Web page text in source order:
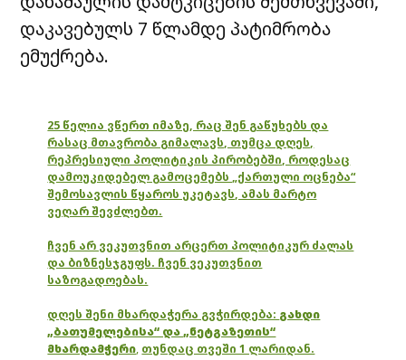
დაკავებულს 7 წლამდე პატიმრობა
ემუქრება.
25 წელია ვწერთ იმაზე, რაც შენ გაწუხებს და
რასაც მთავრობა გიმალავს, თუმცა დღეს,
რეპრესიული პოლიტიკის პირობებში, როდესაც
დამოუკიდებელ გამოცემებს „ქართული ოცნება“
შემოსავლის წყაროს უკეტავს, ამას მარტო
ვეღარ შევძლებთ.
ჩვენ არ ვეკუთვნით არცერთ პოლიტიკურ ძალას
და ბიზნესჯგუფს. ჩვენ ვეკუთვნით
საზოგადოებას.
დღეს შენი მხარდაჭერა გვჭირდება: გახდი
„ბათუმელებისა“ და „ნეტგაზეთის“
მხარდამჭერი, თუნდაც თვეში 1 ლარიდან.